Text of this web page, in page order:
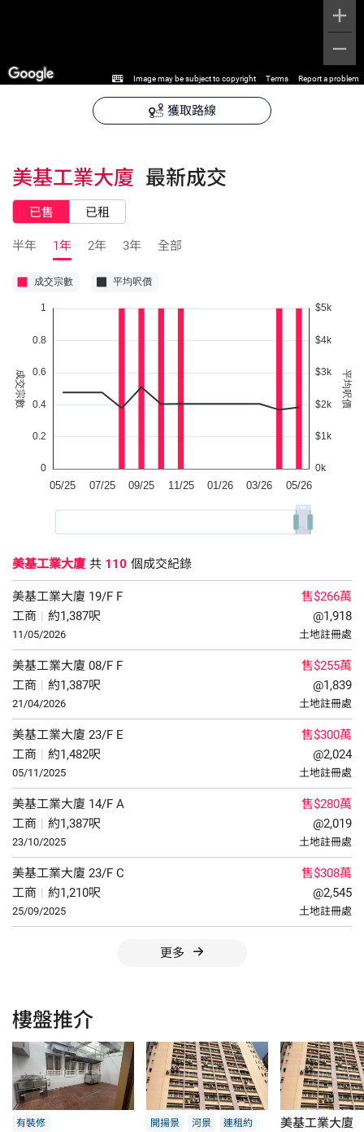
Image may be subject to copyright Terms Report a problem
獲取路線
美基工業大廈 最新成交
已售 已租
半年 1年 2年 3年 全部
美基工業大廈 共 110 個成交紀錄
美基工業大廈 19/F F
工商 | 約1,387呎
11/05/2026
售$266萬
@1,918
土地註冊處
美基工業大廈 08/F F
工商 | 約1,387呎
21/04/2026
售$255萬
@1,839
土地註冊處
美基工業大廈 23/F E
工商 | 約1,482呎
05/11/2025
售$300萬
@2,024
土地註冊處
美基工業大廈 14/F A
工商 | 約1,387呎
23/10/2025
售$280萬
@2,019
土地註冊處
美基工業大廈 23/F C
工商 | 約1,210呎
25/09/2025
售$308萬
@2,545
土地註冊處
更多
樓盤推介
有裝修 開揚景 河景 連租約 美基工業大廈